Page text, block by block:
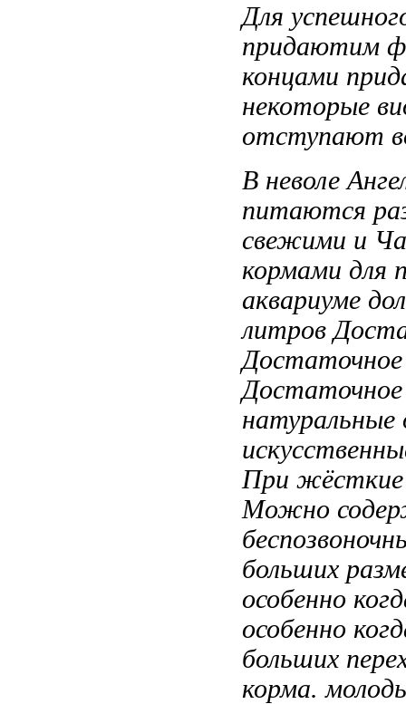
Для
придаютим
концами
некоторые
отступают
В неволе
питаются
свежими и
кормами для
аквариуме
литров
Достаточное
натуральные
При
Можно
больших
особенно
особенно
больших
корма.